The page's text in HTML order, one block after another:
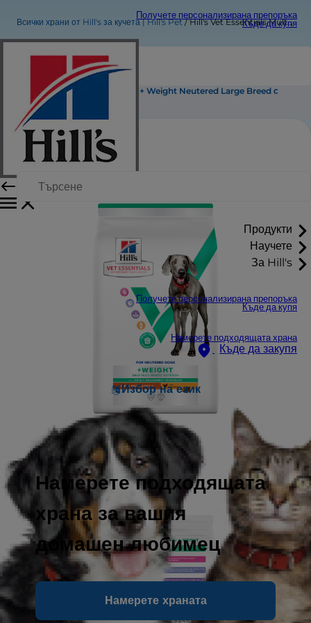
Получете персонализирана препоръка
Къде да купя
Продукти
Научете
За Hill's
Получете персонализирана препоръка
Къде да купя
Намерете подходящата храна
Къде да закупя
Избор на език
Намерете подходящата
храна за вашия
домашен любимец
Намерете храната
Всички храни от Hill's за кучета | Hill's Pet Hill's Vet Essentials Multi-Benefit + Weight Neutered Large Breed с пилешко
Hill's Vet Essentials Multi-Benefit + Weight Neutered Large Breed с
пилешко